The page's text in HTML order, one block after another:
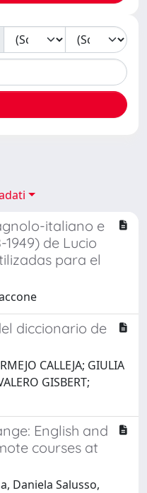
italiano e
de Lucio
para el
diccionario de
CALLEJA; GIULIA
GISBERT;
English and
courses at
Daniela Salusso,